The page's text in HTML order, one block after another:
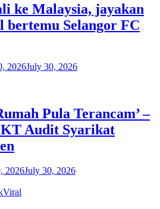
ke Malaysia, jayakan
bertemu Selangor FC
2026July 30, 2026
Pula Terancam’ –
Audit Syarikat
2026July 30, 2026
Viral